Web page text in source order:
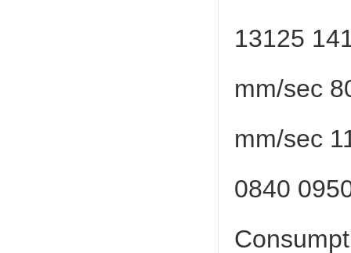
13125
mm/sec
mm/sec
0840